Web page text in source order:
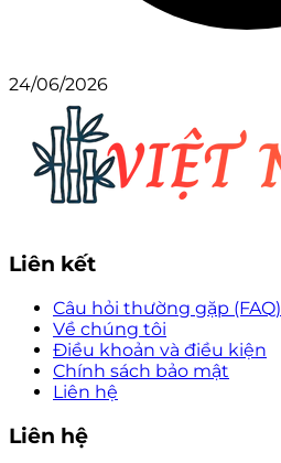
24/06/2026
Liên kết
Câu hỏi thường gặp (FAQ)
Về chúng tôi
Điều khoản và điều kiện
Chính sách bảo mật
Liên hệ
Liên hệ